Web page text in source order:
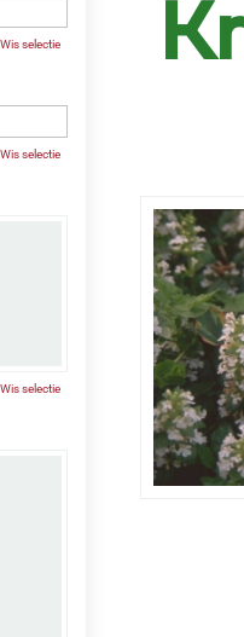
Wis selectie
Wis selectie
Wis selectie